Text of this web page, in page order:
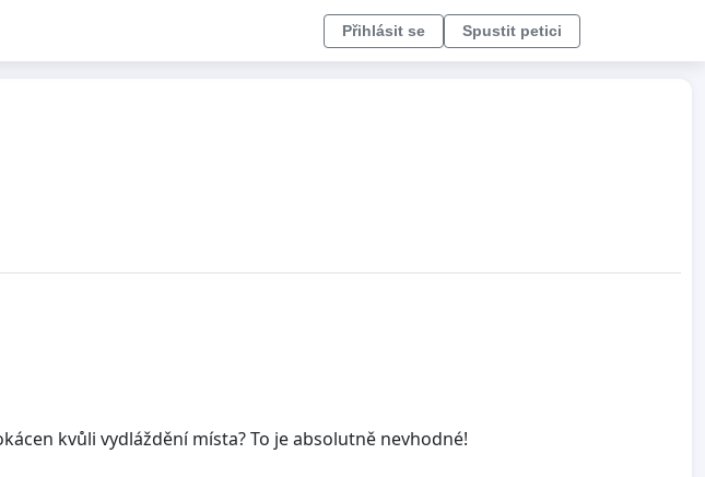
Přihlásit se Spustit petici
kvůli vydláždění místa? To je absolutně nevhodné!